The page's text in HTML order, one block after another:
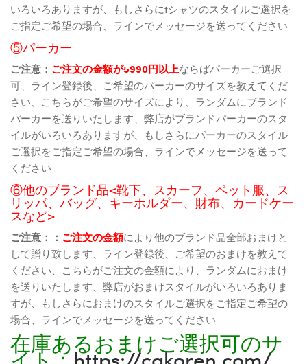
いろいろありますが、もしさらにtシャツのスタイルご選択を
ご指定ご希望の場合、ラインでメッセージを送ってください
⑤パーカー
ご注意： ご注文の金額が5990円以上ならばパーカーご選択
可、ライン登録後、ご希望のパーカーのサイズを教えてくだ
さい、こちらがご希望のサイズにより、ランダムにブランド
パーカーを送りいたします、弊店がブランドパーカーのスタ
イルがいろいろありますが、もしさらにパーカーのスタイル
ご選択をご指定ご希望の場合、ラインでメッセージを送って
ください
⑥他のブランド品<靴下、スカーフ、ペット服、ス
リッパ、バッグ、キーホルダー、財布、カードケー
スなど>
ご注意：： ご注文の金額により他のブランド品全部おまけと
して贈り致します、ライン登録後、ご希望のおまけを教えて
ください、こちらがご注文の金額により、ランダムにおまけ
を送りいたします、弊店がおまけスタイルがいろいろありま
すが、もしさらにおまけのスタイルご選択をご指定ご希望の
場合、ラインでメッセージを送ってください
在庫あるおまけご選択可のサ